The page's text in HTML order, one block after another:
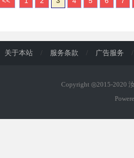
关于本站 / 服务条款 / 广告服务 /
Copyright ◎2015-2020